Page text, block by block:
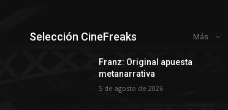
Selección CineFreaks Más
Franz: Original apuesta
metanarrativa
5 de agosto de 2026